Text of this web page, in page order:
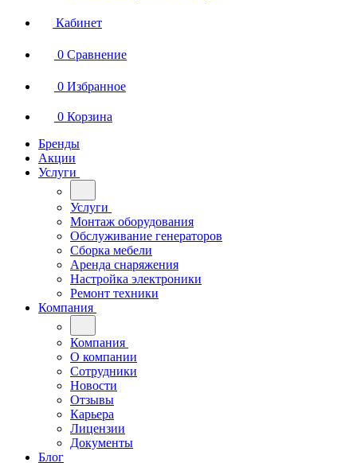
Кабинет
0 Сравнение
0 Избранное
0 Корзина
Бренды
Акции
Услуги
Услуги
Монтаж оборудования
Обслуживание генераторов
Сборка мебели
Аренда снаряжения
Настройка электроники
Ремонт техники
Компания
Компания
О компании
Сотрудники
Новости
Отзывы
Карьера
Лицензии
Документы
Блог